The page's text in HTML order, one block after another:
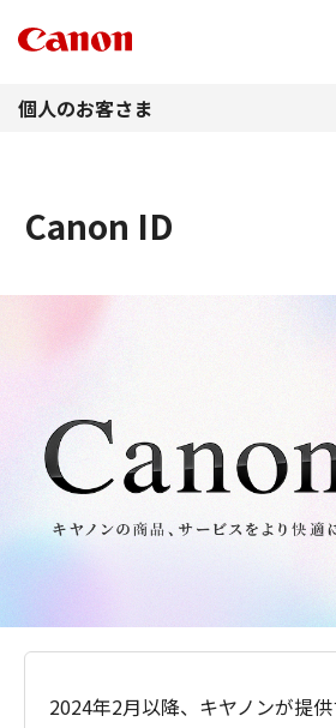
個人のお客さま
Canon ID
2024年2月以降、キヤノンが提